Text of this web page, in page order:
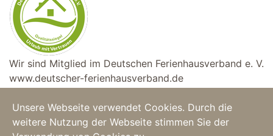
Unsere Webseite verwendet Cookies. Durch die
weitere Nutzung der Webseite stimmen Sie der
Wir sind Mitglied im Deutschen Ferienhausverband e. V.
www.deutscher-ferienhausverband.de